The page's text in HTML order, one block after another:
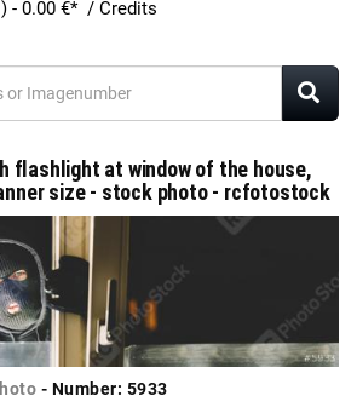
0 Item (s) - 0.00 €* / Credits
flashlight at window of the house,
size - stock photo - rcfotostock
- Number: 5933